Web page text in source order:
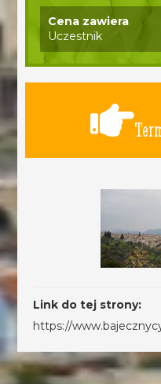
Cena zawiera
Uczestnik
Link do tej strony:
https://